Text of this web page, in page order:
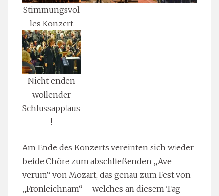
Stimmungsvol
les Konzert
Nicht enden
wollender
Schlussapplaus
!
Am Ende des Konzerts vereinten sich wieder
beide Chöre zum abschließenden „Ave
verum“ von Mozart, das genau zum Fest von
„Fronleichnam“ – welches an diesem Tag